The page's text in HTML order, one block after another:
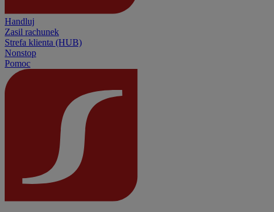
Handluj
Zasil rachunek
Strefa klienta (HUB)
Nonstop
Pomoc